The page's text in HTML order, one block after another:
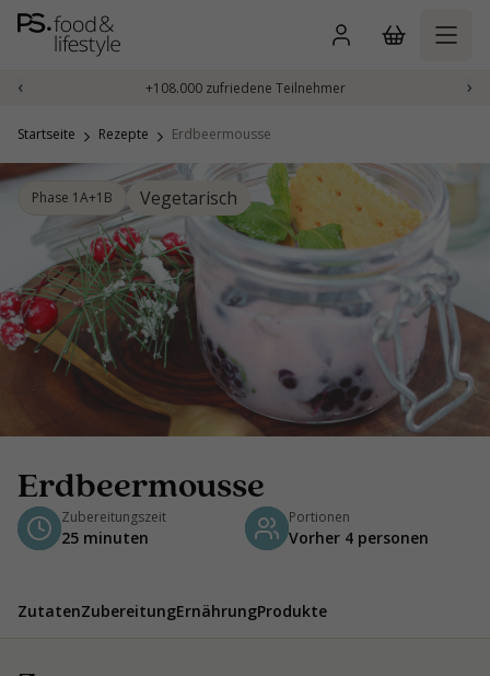
Zum
Inhalt
springen
‹ +108.000 zufriedene Teilnehmer ›
Startseite Rezepte Erdbeermousse
Phase 1A+1B Vegetarisch
Erdbeermousse
Zubereitungszeit
25 minuten
Portionen
Vorher 4 personen
ZutatenZubereitungErnährungProdukte